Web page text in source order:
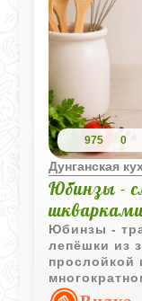
975 0
Дунганская
Юбинзы -
Юбинзы -
лепёшки из
прослойкой